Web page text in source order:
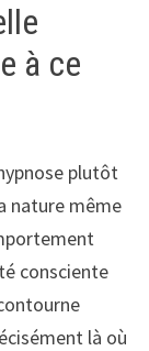
à ce
plutôt
nature même
consciente
là où